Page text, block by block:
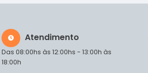
Atendimento
Das 08:00hs às 12:00hs - 13:00h às
18:00h